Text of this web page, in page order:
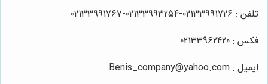
تلفن : 02133991726-02133993254-02133991767
فکس : 02133962420
ایمیل : Benis_company@yahoo.com